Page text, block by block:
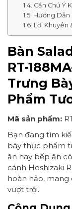
Cần Chú Ý
Hướng Dẫn
Lời Khuyên
Bàn
RT-
Trưng
Phẩm
Mã sản phẩm:
Bạn đang tìm
bày thực phẩm
ăn hay bếp ăn
cánh Hoshizaki
hoàn hảo, mang
vượt trội.